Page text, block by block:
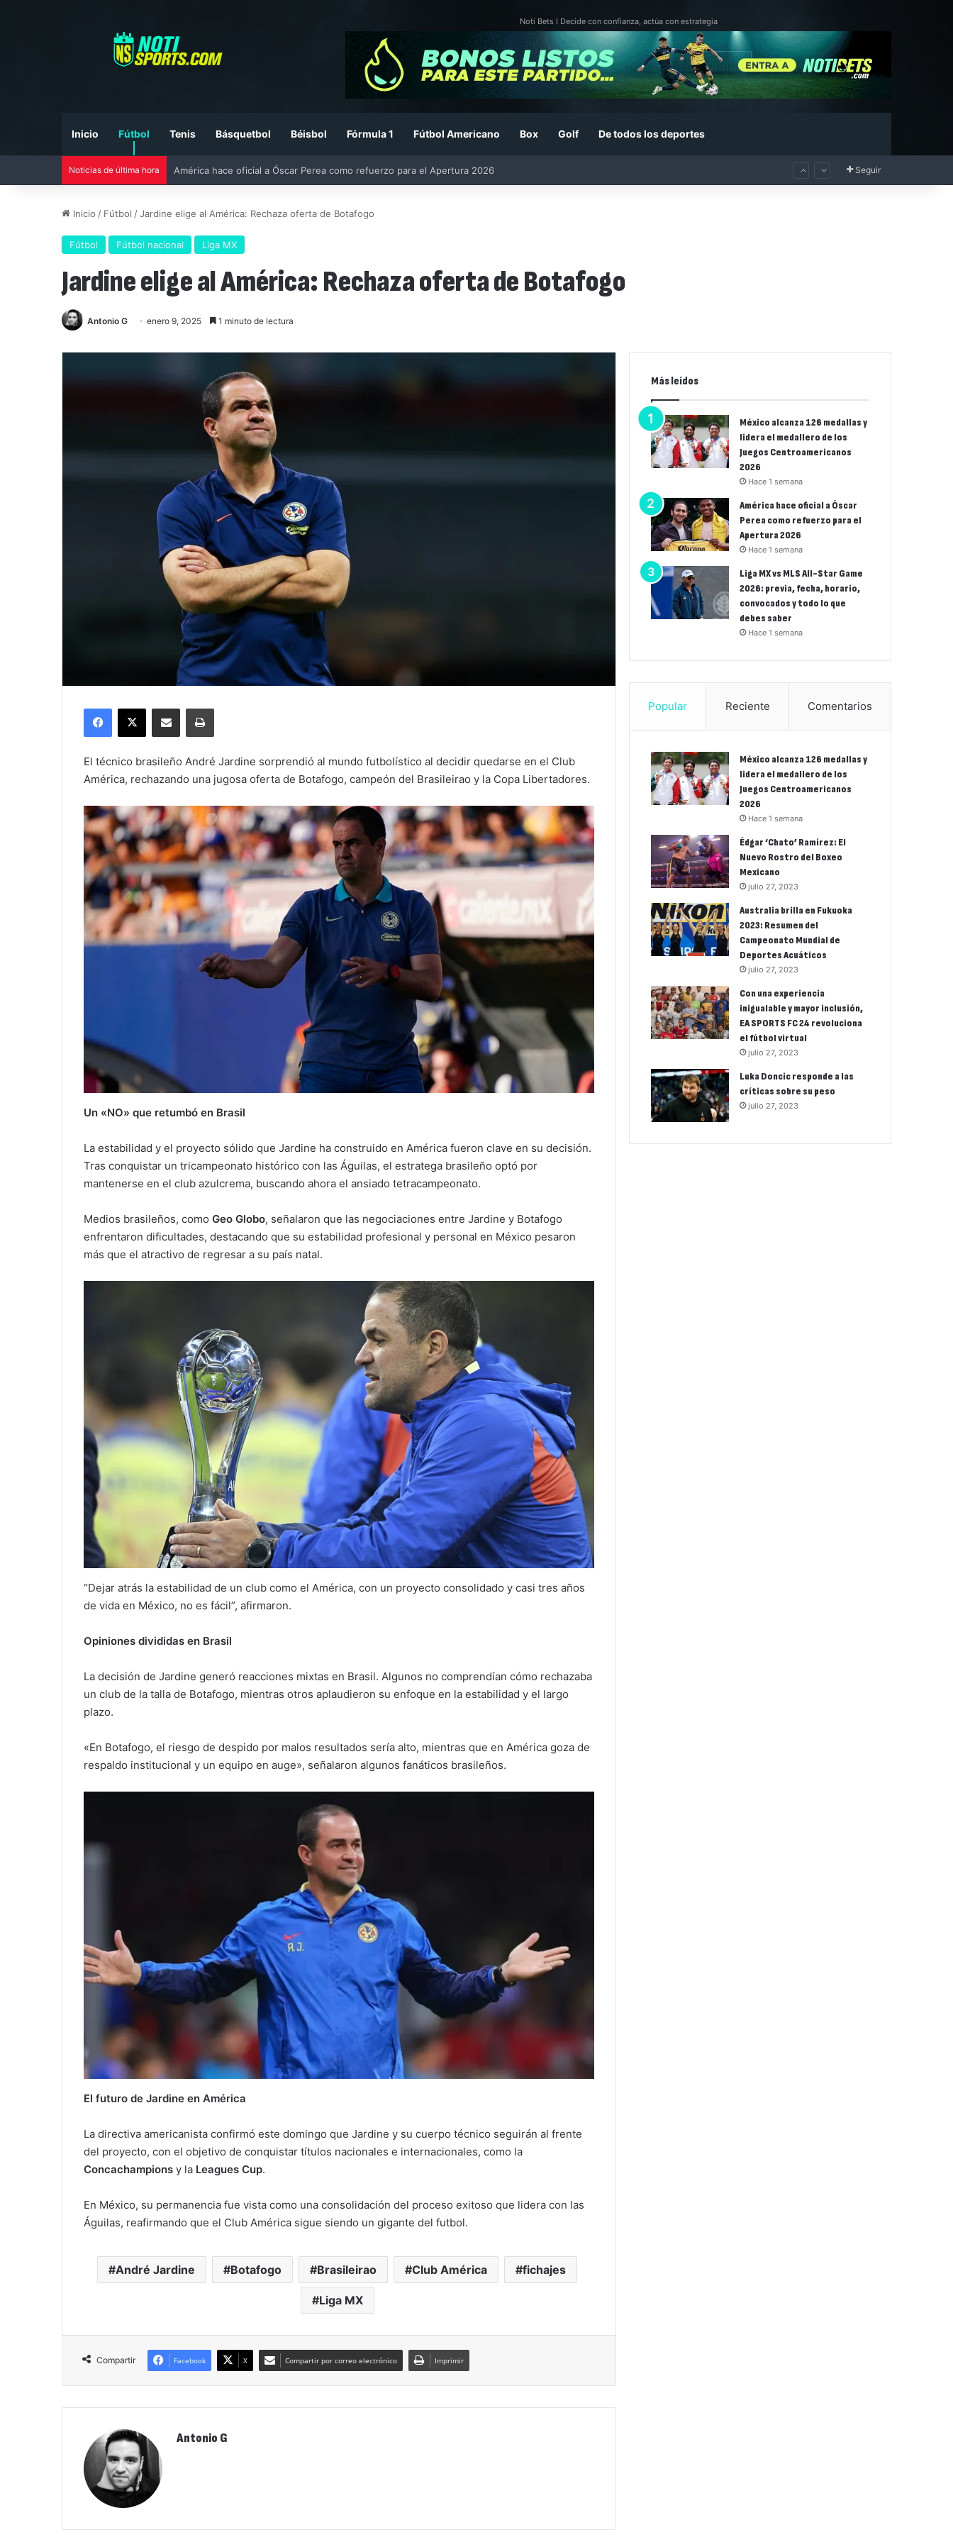
Noti Bets I Decide con confianza, actúa con estrategia
Inicio Fútbol Tenis Básquetbol Béisbol Fórmula 1 Fútbol Americano Box Golf De todos los deportes
Noticias de última hora Liga MX vs MLS All-Star Game 2026: previa, fecha, horario, convocados y todo lo que debes saber Seguir
Inicio / Fútbol /Jardine elige al América: Rechaza oferta de Botafogo
Fútbol Fútbol nacional Liga MX
Jardine elige al América: Rechaza oferta de Botafogo
Antonio G enero 9, 2025 1 minuto de lectura
Facebook
X Compartir por correo electrónicoImprimir
El técnico brasileño André Jardine sorprendió al mundo futbolístico al decidir quedarse en el Club
América, rechazando una jugosa oferta de Botafogo, campeón del Brasileirao y la Copa Libertadores.
Un «NO» que retumbó en Brasil
La estabilidad y el proyecto sólido que Jardine ha construido en América fueron clave en su decisión.
Tras conquistar un tricampeonato histórico con las Águilas, el estratega brasileño optó por
mantenerse en el club azulcrema, buscando ahora el ansiado tetracampeonato.
Medios brasileños, como Geo Globo, señalaron que las negociaciones entre Jardine y Botafogo
enfrentaron dificultades, destacando que su estabilidad profesional y personal en México pesaron
más que el atractivo de regresar a su país natal.
“Dejar atrás la estabilidad de un club como el América, con un proyecto consolidado y casi tres años
de vida en México, no es fácil”, afirmaron.
Opiniones divididas en Brasil
La decisión de Jardine generó reacciones mixtas en Brasil. Algunos no comprendían cómo rechazaba
un club de la talla de Botafogo, mientras otros aplaudieron su enfoque en la estabilidad y el largo
plazo.
«En Botafogo, el riesgo de despido por malos resultados sería alto, mientras que en América goza de
respaldo institucional y un equipo en auge», señalaron algunos fanáticos brasileños.
El futuro de Jardine en América
La directiva americanista confirmó este domingo que Jardine y su cuerpo técnico seguirán al frente
del proyecto, con el objetivo de conquistar títulos nacionales e internacionales, como la
Concachampions y la Leagues Cup.
En México, su permanencia fue vista como una consolidación del proceso exitoso que lidera con las
Águilas, reafirmando que el Club América sigue siendo un gigante del futbol.
André Jardine Botafogo Brasileirao Club América fichajes
Liga MX
Compartir Facebook X Compartir por correo electrónico Imprimir
Antonio G
Más leídos
México alcanza 126 medallas y
lidera el medallero de los
Juegos Centroamericanos
2026
Hace 1 semana
América hace oficial a Óscar
Perea como refuerzo para el
Apertura 2026
Hace 1 semana
Liga MX vs MLS All-Star Game
2026: previa, fecha, horario,
convocados y todo lo que
debes saber
Hace 1 semana
Popular Reciente Comentarios
México alcanza 126 medallas y
lidera el medallero de los
Juegos Centroamericanos
2026
Hace 1 semana
Édgar ‘Chato’ Ramírez: El
Nuevo Rostro del Boxeo
Mexicano
julio 27, 2023
Australia brilla en Fukuoka
2023: Resumen del
Campeonato Mundial de
Deportes Acuáticos
julio 27, 2023
Con una experiencia
inigualable y mayor inclusión,
EA SPORTS FC 24 revoluciona
el fútbol virtual
julio 27, 2023
Luka Doncic responde a las
críticas sobre su peso
julio 27, 2023